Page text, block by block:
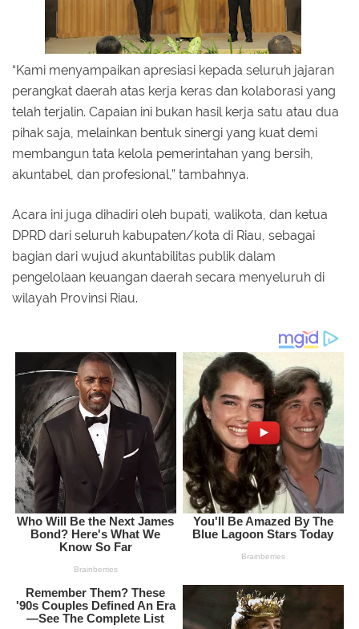
“Kami menyampaikan apresiasi kepada seluruh jajaran
perangkat daerah atas kerja keras dan kolaborasi yang
telah terjalin. Capaian ini bukan hasil kerja satu atau dua
pihak saja, melainkan bentuk sinergi yang kuat demi
membangun tata kelola pemerintahan yang bersih,
akuntabel, dan profesional,” tambahnya.
Acara ini juga dihadiri oleh bupati, walikota, dan ketua
DPRD dari seluruh kabupaten/kota di Riau, sebagai
bagian dari wujud akuntabilitas publik dalam
pengelolaan keuangan daerah secara menyeluruh di
wilayah Provinsi Riau.